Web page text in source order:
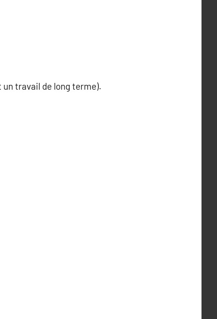
travail de long terme).